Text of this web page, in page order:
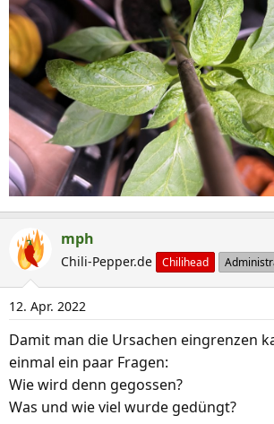
mph
Chili-Pepper.de Chilihead
12. Apr. 2022
Damit man die Ursachen eingrenzen
einmal ein paar Fragen:
Wie wird denn gegossen?
Was und wie viel wurde gedüngt?